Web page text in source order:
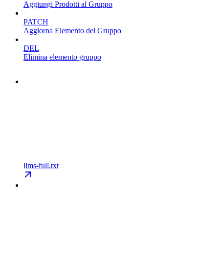
Aggiungi Prodotti al Gruppo
PATCH
Aggiorna Elemento del Gruppo
DEL
Elimina elemento gruppo
llms-full.txt